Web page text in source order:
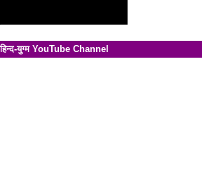
हिन्द-युग्म YouTube Channel